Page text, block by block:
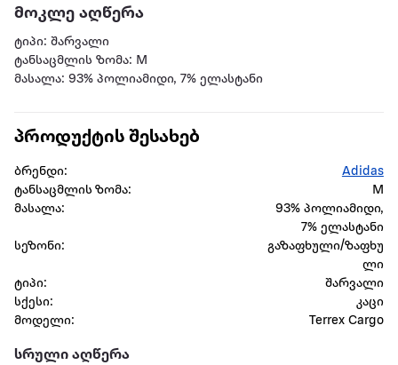
მოკლე აღწერა
ტიპი: შარვალი
ტანსაცმლის ზომა: M
მასალა: 93% პოლიამიდი, 7% ელასტანი
პროდუქტის შესახებ
ბრენდი:
Adidas
ტანსაცმლის ზომა:
M
მასალა:
93% პოლიამიდი,
7% ელასტანი
სეზონი:
გაზაფხული/ზაფხუ
ლი
ტიპი:
შარვალი
სქესი:
კაცი
მოდელი:
Terrex Cargo
სრული აღწერა